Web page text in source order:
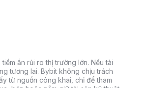
ẩn rủi ro thị trường lớn. Nếu tài
tương lai. Bybit không chịu trách
từ nguồn công khai, chỉ để tham